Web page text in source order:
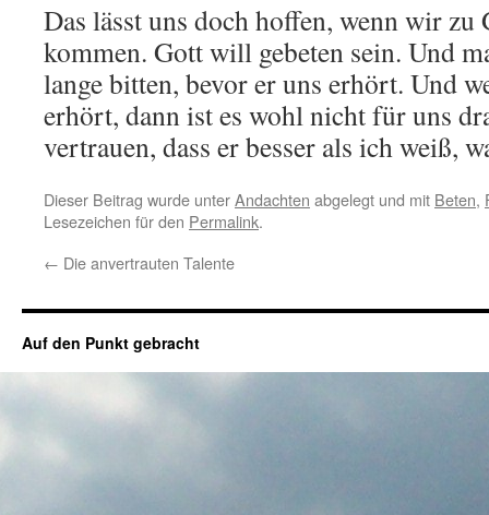
Das lässt uns doch hoffen, wenn wir
kommen. Gott will gebeten sein. Und
lange bitten, bevor er uns erhört. Und
erhört, dann ist es wohl nicht für uns
vertrauen, dass er besser als ich weiß,
Dieser Beitrag wurde unterAndachten abgelegt und mit Beten,
Lesezeichen für den Permalink.
← Die anvertrauten Talente
Auf den Punkt gebracht